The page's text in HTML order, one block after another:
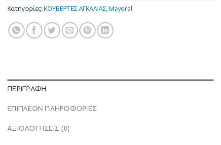
Κατηγορίες: ΚΟΥΒΕΡΤΕΣ ΑΓΚΑΛΙΑΣ,Mayoral
ΠΕΡΙΓΡΑΦΉ
ΕΠΙΠΛΈΟΝ ΠΛΗΡΟΦΟΡΊΕΣ
ΑΞΙΟΛΟΓΉΣΕΙΣ (0)